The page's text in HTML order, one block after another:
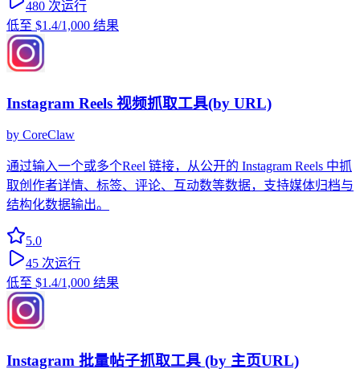
480 次运行
低至 $1.4/1,000 结果
Instagram Reels 视频抓取工具(by URL)
by CoreClaw
通过输入一个或多个Reel 链接，从公开的 Instagram Reels 中抓
取创作者详情、标签、评论、互动数等数据，支持媒体归档与
结构化数据输出。
5.0
45 次运行
低至 $1.4/1,000 结果
Instagram 批量帖子抓取工具 (by 主页URL)